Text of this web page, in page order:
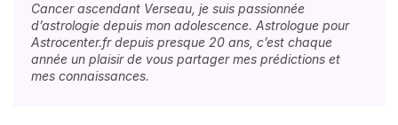
Cancer ascendant Verseau, je suis passionnée
d’astrologie depuis mon adolescence. Astrologue pour
Astrocenter.fr depuis presque 20 ans, c’est chaque
année un plaisir de vous partager mes prédictions et
mes connaissances.